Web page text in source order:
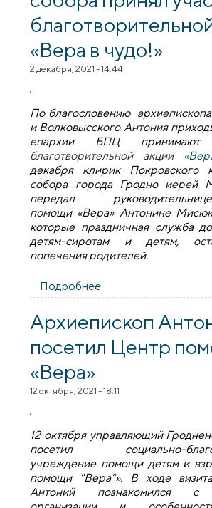
«Вера в чудо!»
2 декабря, 2021 - 14:44
По благословению
и Волковысского Антония
епархии БПЦ
благотворительной акции
декабря клирик Покровского
собора города Гродно иерей
передал
помощи «Вера» Антонине
которые праздничная служба
детям-сиротам и детям,
попечения родителей.
Подробнее
участие в
«Вера в чудо!»
Архиепископ
посетил Центр
«Вера»
12 октября, 2021 - 18:11
12 октября управляющий
посетил cоциально-
учреждение помощи детям и
помощи "Вера"». В ходе
Антоний познакомился с